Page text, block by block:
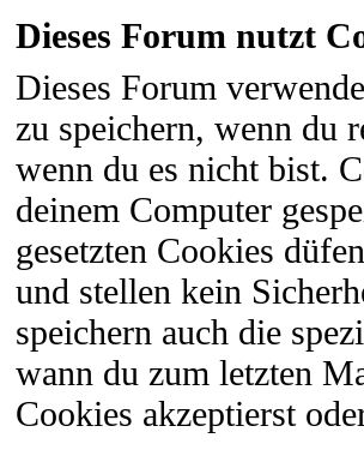
Dieses Forum nutzt
Dieses Forum
zu speichern, wenn du
wenn du es nicht bist.
deinem Computer
gesetzten Cookies
und stellen kein
speichern auch die
wann du zum letzten
Cookies akzeptierst